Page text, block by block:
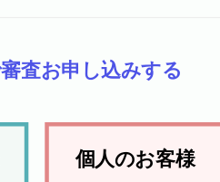
査お申し込みする
個人のお客様